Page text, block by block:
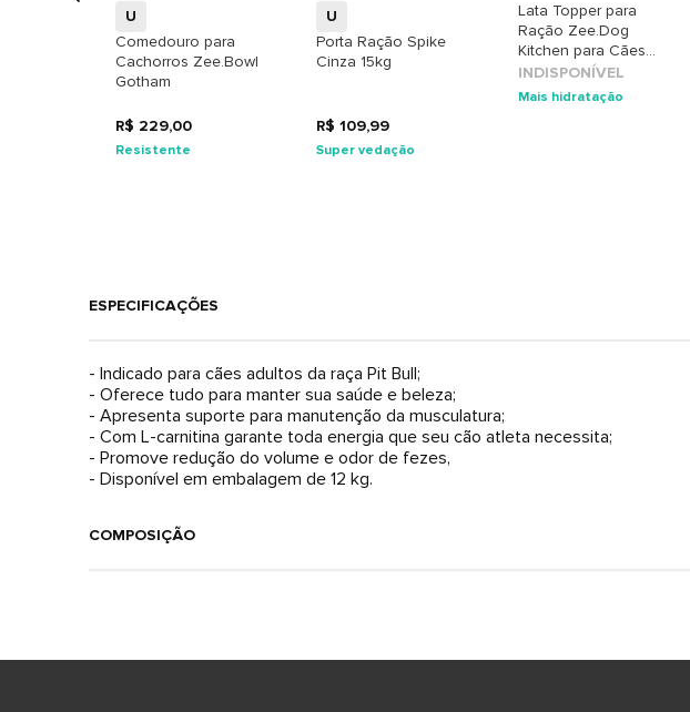
U
Comedouro para
Cachorros Zee.Bowl
Gotham
R$ 229,00
Resistente
U
Porta Ração Spike
Cinza 15kg
R$ 109,99
Super vedação
Lata Topper para
Ração Zee.Dog
Kitchen para Cães
sabor Carne
INDISPONÍVEL
Mais hidratação
ESPECIFICAÇÕES
- Indicado para cães adultos da raça Pit Bull;
- Oferece tudo para manter sua saúde e beleza;
- Apresenta suporte para manutenção da musculatura;
- Com L-carnitina garante toda energia que seu cão atleta necessita;
- Promove redução do volume e odor de fezes,
- Disponível em embalagem de 12 kg.
COMPOSIÇÃO